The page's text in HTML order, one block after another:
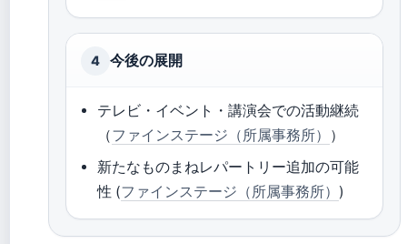
4 今後の展開
テレビ・イベント・講演会での活動継続
（ファインステージ（所属事務所） ）
新たなものまねレパートリー追加の可能
性 (ファインステージ（所属事務所） )